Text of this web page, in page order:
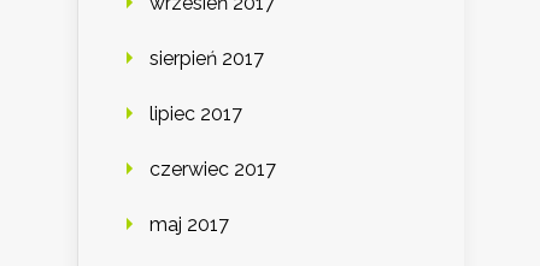
sierpień 2017
lipiec 2017
czerwiec 2017
maj 2017